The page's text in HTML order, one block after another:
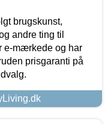
brugskunst,
andre ting til
e-mærkede og har
prisgaranti på